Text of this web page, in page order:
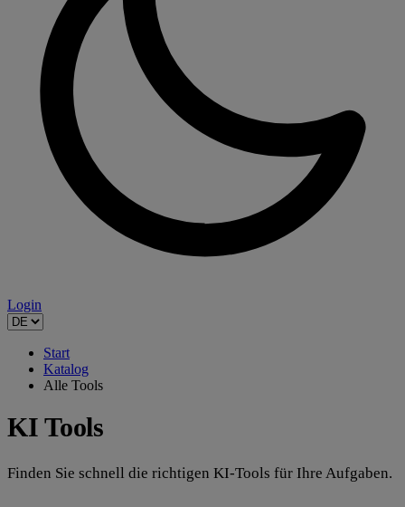
Login
Start
Katalog
Alle Tools
KI Tools
Finden Sie schnell die richtigen KI-Tools für Ihre Aufgaben.